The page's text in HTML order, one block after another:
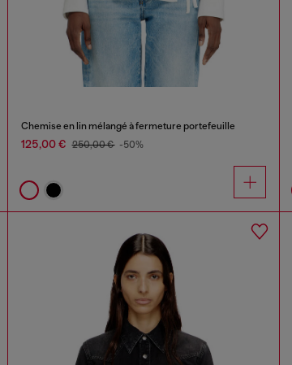
Chemise en lin mélangé à fermeture portefeuille
125,00 € 250,00 € -50%